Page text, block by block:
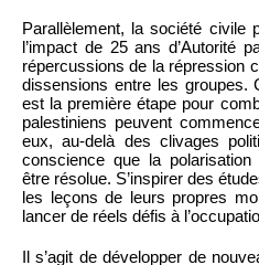
Parallèlement, la société civile
l’impact de 25 ans d’Autorité
répercussions de la répression
dissensions entre les groupes.
est la première étape pour
palestiniens peuvent
eux, au-delà des clivages
conscience que la
être résolue. S’inspirer des
les leçons de leurs propres
lancer de réels défis à
Il s’agit de développer de